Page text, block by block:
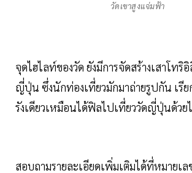
วัดเขาสูงแจ่มฟ้า
จุดไฮไลท์ของวัด ยังมีการจัดสร้างเสาโทริ
ญี่ปุ่น ซึ่งนักท่องเที่ยวมักมาถ่ายรูปกัน เรีย
รังเดียวเหมือนได้ฟิลไปเที่ยววัดญี่ปุ่นด้วย
สอบถามรายละเอียดเพิ่มเติมได้ที่หมายเ